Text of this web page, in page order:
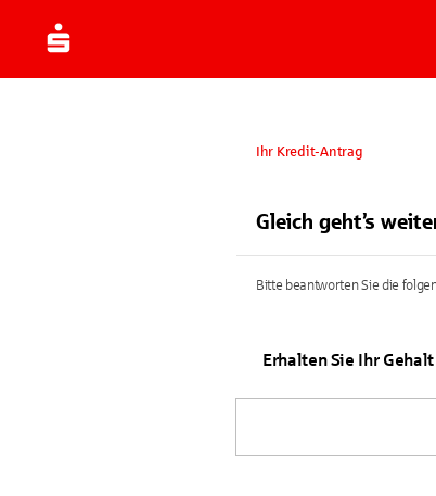
Ihr Kredit-Antrag
Gleich geht’s
Bitte beantworten Sie die
Erhalten Sie Ihr